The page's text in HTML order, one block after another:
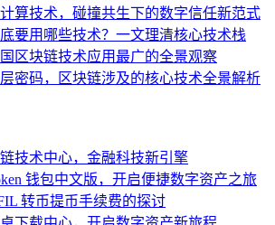
算技术，碰撞共生下的数字信任新范式
要用哪些技术？一文理清核心技术栈
区块链技术应用最广的全景观察
密码，区块链涉及的核心技术全景解析
技术中心，金融科技新引擎
钱包中文版，开启便捷数字资产之旅
转币提币手续费的探讨